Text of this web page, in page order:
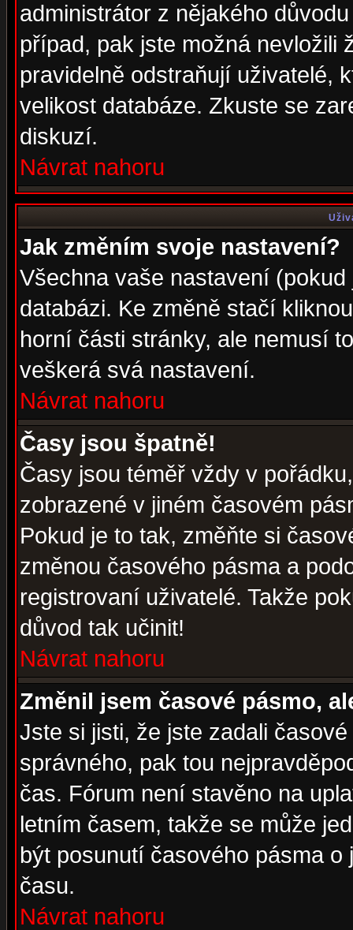
administrátor z nějakého
případ, pak jste možná nevložili
pravidelně odstraňují uživatelé,
velikost databáze. Zkuste se
diskuzí.
Návrat nahoru
Jak změním svoje nastavení?
Všechna vaše nastavení
databázi. Ke změně stačí
horní části stránky, ale nemusí
veškerá svá nastavení.
Návrat nahoru
Časy jsou špatně!
Časy jsou téměř vždy v
zobrazené v jiném časovém
Pokud je to tak, změňte si
změnou časového pásma a
registrovaní uživatelé. Takže
důvod tak učinit!
Návrat nahoru
Změnil jsem časové pásmo,
Jste si jisti, že jste zadali
správného, pak tou
čas. Fórum není stavěno na
letním časem, takže se může
být posunutí časového pásma
času.
Návrat nahoru